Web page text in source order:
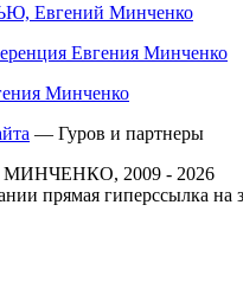
Евгений Минченко
Евгения Минченко
Минченко
— Гуров и партнеры
2009 - 2026
прямая гиперссылка на